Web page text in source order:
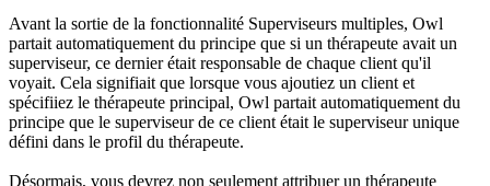
Avant la sortie de la fonctionnalité Superviseurs multiples, Owl
partait automatiquement du principe que si un thérapeute avait un
superviseur, ce dernier était responsable de chaque client qu'il
voyait. Cela signifiait que lorsque vous ajoutiez un client et
spécifiiez le thérapeute principal, Owl partait automatiquement du
principe que le superviseur de ce client était le superviseur unique
défini dans le profil du thérapeute.
Désormais, vous devrez non seulement attribuer un thérapeute